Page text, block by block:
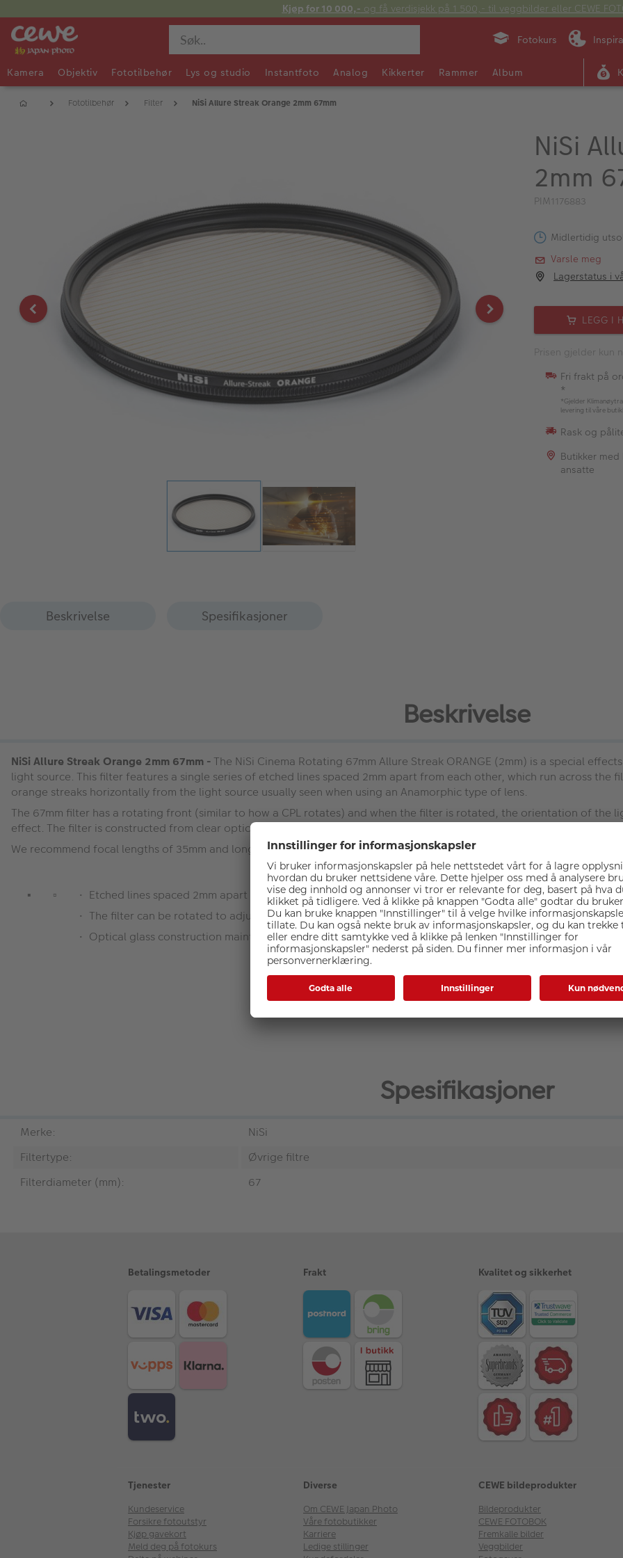
Kjøp for 10 000,- og få verdisjekk på 1 500,- til veggbilder eller CEWE
Fotokurs
Kamera Objektiv Fototilbehør Lys og studio Instantfoto Analog Kikkerter Rammer Album
Fototilbehør Filter NiSi Allure Streak Orange 2mm 67mm
NiSi
2mm
PIM1176883
Midlertidig
Varsle meg
Lagerstatus i
LEGG I
Prisen gjelder
Fri frakt på
*
*Gjelder
levering til våre
Rask og
Butikker med
ansatte
Beskrivelse Spesifikasjoner
Beskrivelse
NiSi Allure Streak Orange 2mm 67mm - The NiSi Cinema Rotating 67mm Allure Streak ORANGE (2mm) is a special
light source. This filter features a single series of etched lines spaced 2mm apart from each other, which run across
orange streaks horizontally from the light source usually seen when using an Anamorphic type of lens.
The 67mm filter has a rotating front (similar to how a CPL rotates) and when the filter is rotated, the orientation of the
effect. The filter is constructed from clear optical-grade glass H-K9L for maintained image clarity and an aluminum frame.
We recommend focal lengths of 35mm and longer with our streak range to ensure a straight steak from the light
Etched lines spaced 2mm apart produce a horizontal single ray of light from point light sources, strong
The filter can be rotated to adjust the orientation of the light streak.
Optical glass construction maintains the original image quality and does not affect the overall color or
Spesifikasjoner
Merke:
NiSi
Filtertype:
Øvrige filtre
Filterdiameter (mm):
67
Betalingsmetoder Frakt Kvalitet og sikkerhet
Tjenester
Kundeservice
Forsikre fotoutstyr
Kjøp gavekort
Meld deg på fotokurs
Diverse
Om CEWE Japan Photo
Våre fotobutikker
Karriere
Ledige stillinger
CEWE bildeprodukter
Bildeprodukter
CEWE FOTOBOK
Fremkalle bilder
Veggbilder